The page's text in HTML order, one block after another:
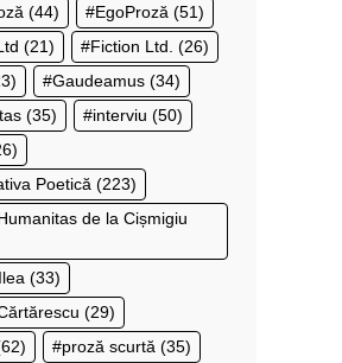
(44) EgoProză (51)
(21) Fiction Ltd. (26)
Gaudeamus (34)
(35) interviu (50)
Poetică (223)
de la Cișmigiu
(33)
(29)
proză scurtă (35)